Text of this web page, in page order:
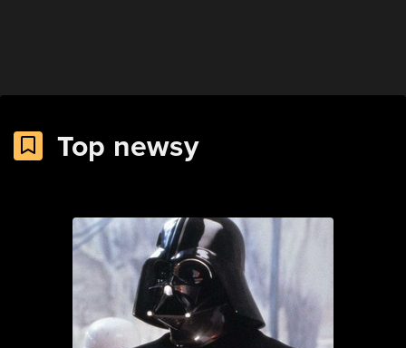
Top newsy